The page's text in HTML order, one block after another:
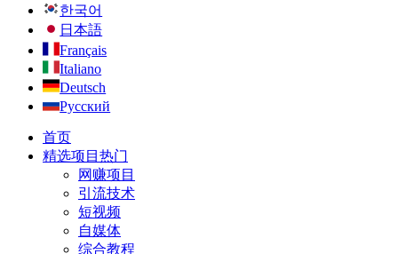
한국어
日本語
Français
Italiano
Deutsch
Русский
首页
精选项目 热门
网赚项目
引流技术
短视频
自媒体
综合教程